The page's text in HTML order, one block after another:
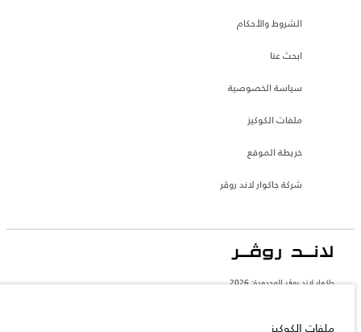
الشروط والأحكام
ابحث عنا
سياسة الخصوصية
ملفات الكوكيز
خريطة الموقع
شركة جاكوار لاند روڤر
جاكوار لاند روڨر المحدودة: 2026
تعكس الأوزان المذكورة مواصفات السيارة القياسية. سوف تؤثر الإكسسوارات وغيرها من
ملفات الكوكيز